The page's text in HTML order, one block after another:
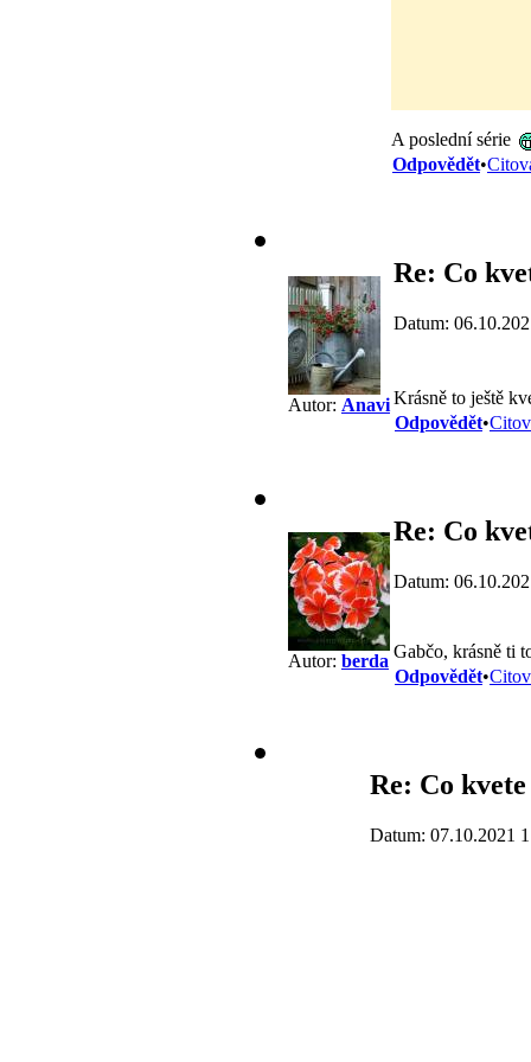
A poslední série
Odpovědět•
Autor: Anavi
Re: Co
Datum:
Krásně to ještě
Odpovědět•
Autor: berda
Re: Co
Datum:
Gabčo, krásně ti
Odpovědět•
Re: Co
Datum: 07.10.2021